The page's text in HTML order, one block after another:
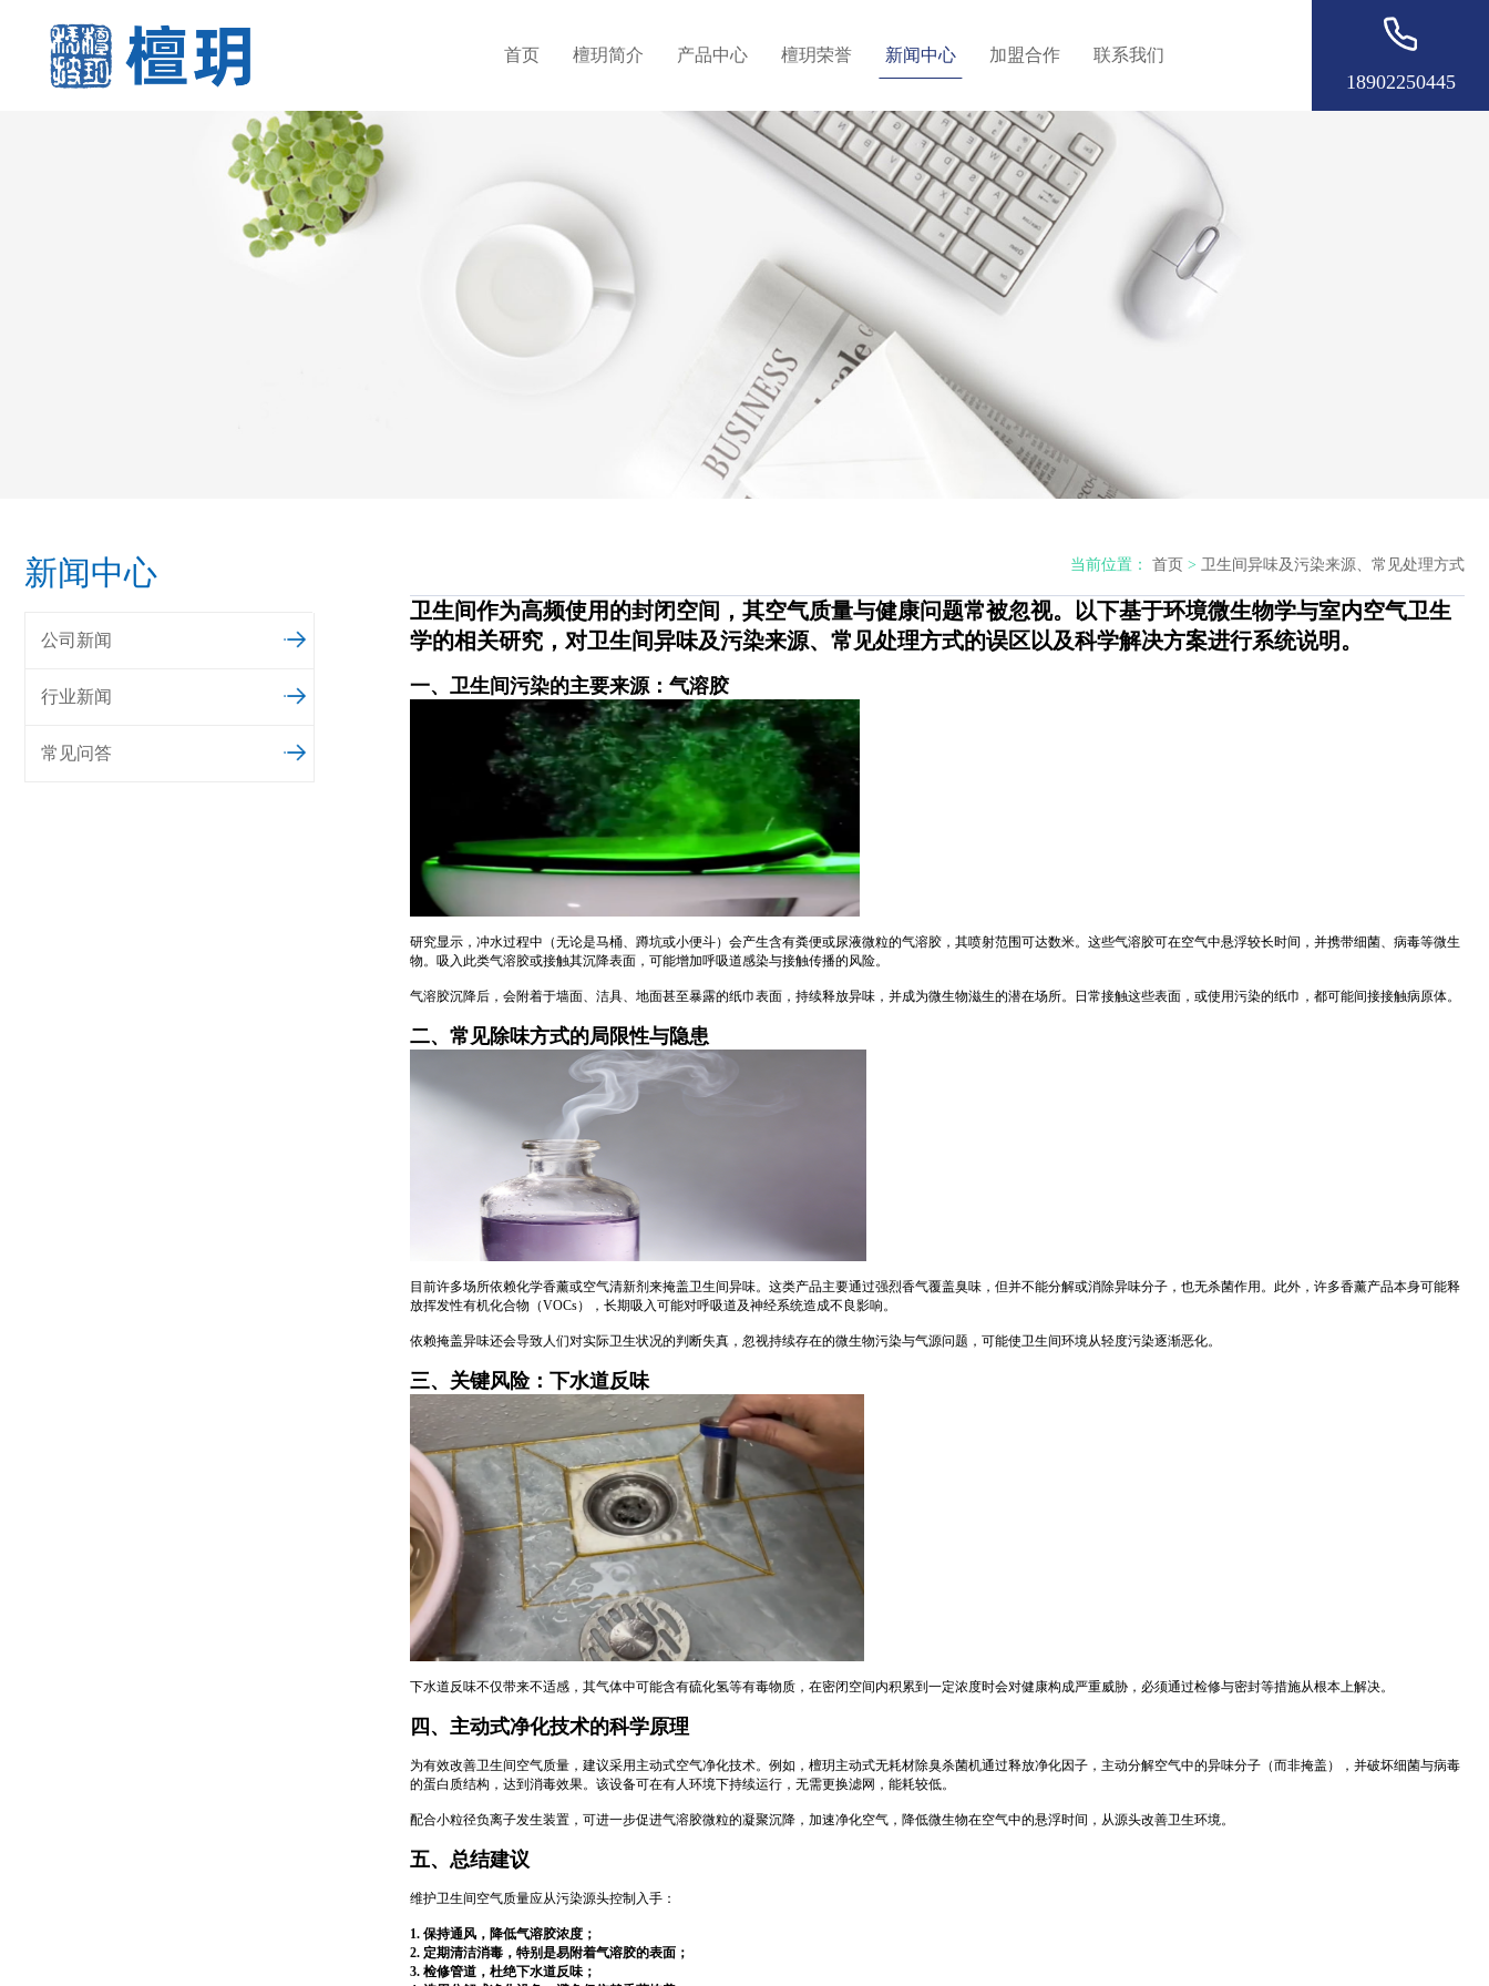
首页 檀玥简介 产品中心 檀玥荣誉 新闻中心 加盟合作 联系我们
18902250445
新闻中心
公司新闻
行业新闻
常见问答
当前位置： 首页 > 卫生间异味及污染来源、常见处理方式
卫生间作为高频使用的封闭空间，其空气质量与健康问题常被忽视。以下基于环境微生物学与室内空气卫生
学的相关研究，对卫生间异味及污染来源、常见处理方式的误区以及科学解决方案进行系统说明。
一、卫生间污染的主要来源：气溶胶
研究显示，冲水过程中（无论是马桶、蹲坑或小便斗）会产生含有粪便或尿液微粒的气溶胶，其喷射范围可达数米。这些气溶胶可在空气中悬浮较长时间，并携带细菌、病毒等微生
物。吸入此类气溶胶或接触其沉降表面，可能增加呼吸道感染与接触传播的风险。
气溶胶沉降后，会附着于墙面、洁具、地面甚至暴露的纸巾表面，持续释放异味，并成为微生物滋生的潜在场所。日常接触这些表面，或使用污染的纸巾，都可能间接接触病原体。
二、常见除味方式的局限性与隐患
目前许多场所依赖化学香薰或空气清新剂来掩盖卫生间异味。这类产品主要通过强烈香气覆盖臭味，但并不能分解或消除异味分子，也无杀菌作用。此外，许多香薰产品本身可能释
放挥发性有机化合物（VOCs），长期吸入可能对呼吸道及神经系统造成不良影响。
依赖掩盖异味还会导致人们对实际卫生状况的判断失真，忽视持续存在的微生物污染与气源问题，可能使卫生间环境从轻度污染逐渐恶化。
三、关键风险：下水道反味
下水道反味不仅带来不适感，其气体中可能含有硫化氢等有毒物质，在密闭空间内积累到一定浓度时会对健康构成严重威胁，必须通过检修与密封等措施从根本上解决。
四、主动式净化技术的科学原理
为有效改善卫生间空气质量，建议采用主动式空气净化技术。例如，檀玥主动式无耗材除臭杀菌机通过释放净化因子，主动分解空气中的异味分子（而非掩盖），并破坏细菌与病毒
的蛋白质结构，达到消毒效果。该设备可在有人环境下持续运行，无需更换滤网，能耗较低。
配合小粒径负离子发生装置，可进一步促进气溶胶微粒的凝聚沉降，加速净化空气，降低微生物在空气中的悬浮时间，从源头改善卫生环境。
五、总结建议
维护卫生间空气质量应从污染源头控制入手：
1. 保持通风，降低气溶胶浓度；
2. 定期清洁消毒，特别是易附着气溶胶的表面；
3. 检修管道，杜绝下水道反味；